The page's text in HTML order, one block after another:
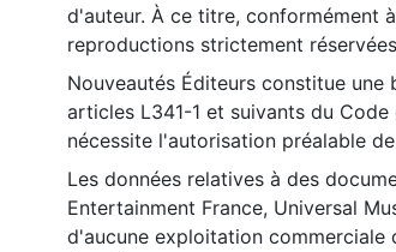
d'auteur. À ce titre, conformément
reproductions strictement
Nouveautés Éditeurs constitue une
articles L341-1 et suivants du
nécessite l'autorisation préalable de
Les données relatives à des
Entertainment France, Universal
d'aucune exploitation